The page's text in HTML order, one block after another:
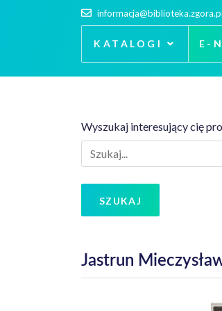
informacja@biblioteka.zgora.pl
KATALOGI E-
Wyszukaj interesujący cię
SZUKAJ
Jastrun